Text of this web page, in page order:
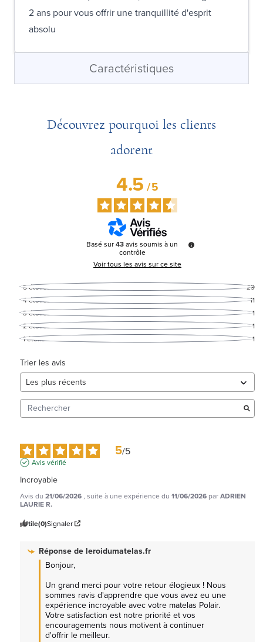
2 ans pour vous offrir une tranquillité d'esprit
absolu
Caractéristiques
Découvrez pourquoi les clients
adorent
4.5/5
Basé sur43avis soumis à un
contrôle
Voir tous les avis sur ce site
5étoiles
29
4étoiles
11
3étoiles
1
2étoiles
1
1étoile 1
Trier les avis
5/5
Avis vérifié
Incroyable
Avis du 21/06/2026, suite à une expérience du 11/06/2026 parADRIEN
LAURIE R.
Utile(0)Signaler
Réponse deleroidumatelas.fr
Bonjour,
Un grand merci pour votre retour élogieux ! Nous
sommes ravis d'apprendre que vous avez eu une
expérience incroyable avec votre matelas Polair.
Votre satisfaction est notre priorité et vos
encouragements nous motivent à continuer
d'offrir le meilleur.